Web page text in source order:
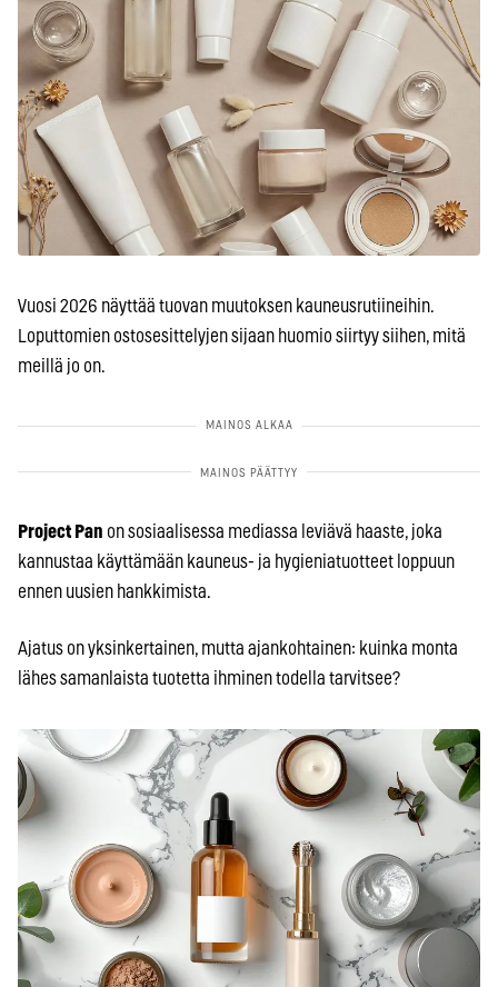
Vuosi 2026 näyttää tuovan muutoksen kauneusrutiineihin.
Loputtomien ostosesittelyjen sijaan huomio siirtyy siihen, mitä
meillä jo on.
Project Pan on sosiaalisessa mediassa leviävä haaste, joka
kannustaa käyttämään kauneus- ja hygieniatuotteet loppuun
ennen uusien hankkimista.
Ajatus on yksinkertainen, mutta ajankohtainen: kuinka monta
lähes samanlaista tuotetta ihminen todella tarvitsee?